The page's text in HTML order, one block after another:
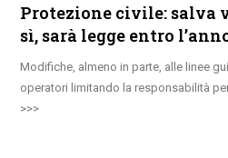
Protezione civile: salva
sì, sarà legge entro
Modifiche, almeno in parte, alle linee
operatori limitando la responsabilità